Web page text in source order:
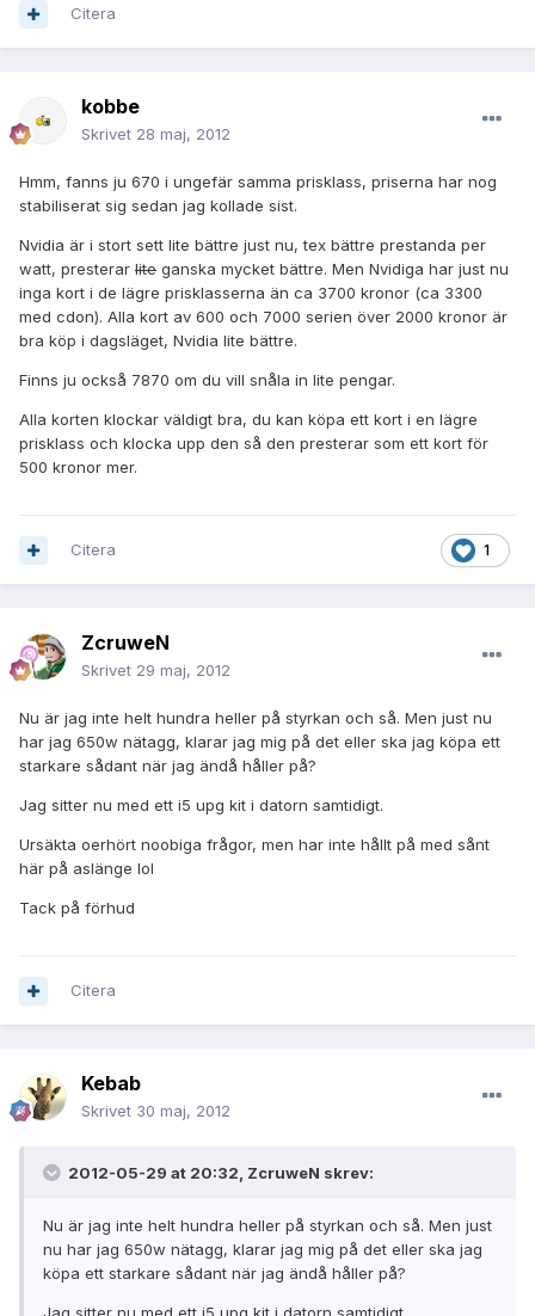
Citera
kobbe
Skrivet 28 maj, 2012
Hmm, fanns ju 670 i ungefär samma prisklass, priserna har nog
stabiliserat sig sedan jag kollade sist.
Nvidia är i stort sett lite bättre just nu, tex bättre prestanda per
watt, presterar lite ganska mycket bättre. Men Nvidiga har just nu
inga kort i de lägre prisklasserna än ca 3700 kronor (ca 3300
med cdon). Alla kort av 600 och 7000 serien över 2000 kronor är
bra köp i dagsläget, Nvidia lite bättre.
Finns ju också 7870 om du vill snåla in lite pengar.
Alla korten klockar väldigt bra, du kan köpa ett kort i en lägre
prisklass och klocka upp den så den presterar som ett kort för
500 kronor mer.
1
Citera
ZcruweN
Skrivet 29 maj, 2012
Nu är jag inte helt hundra heller på styrkan och så. Men just nu
har jag 650w nätagg, klarar jag mig på det eller ska jag köpa ett
starkare sådant när jag ändå håller på?
Jag sitter nu med ett i5 upg kit i datorn samtidigt.
Ursäkta oerhört noobiga frågor, men har inte hållt på med sånt
här på aslänge lol
Tack på förhud
Citera
Kebab
Skrivet 30 maj, 2012
2012-05-29 at 20:32, ZcruweN skrev:
Nu är jag inte helt hundra heller på styrkan och så. Men just
nu har jag 650w nätagg, klarar jag mig på det eller ska jag
köpa ett starkare sådant när jag ändå håller på?